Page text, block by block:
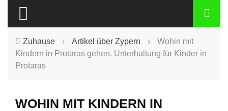
Zuhause › Artikel über Zypern ›
Wohin mit
Kindern in Protaras gehen. Unterhaltung für Kinder in
Protaras
WOHIN MIT KINDERN IN